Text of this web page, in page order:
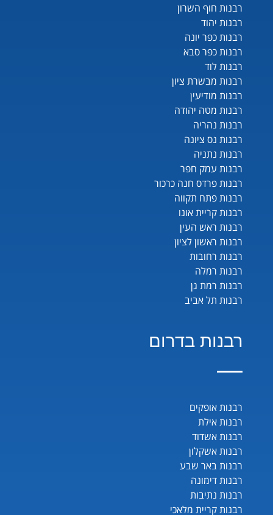
רבנות חוף השרון
רבנות יהוד
רבנות כפר יונה
רבנות כפר סבא
רבנות לוד
רבנות מבשרת ציון
רבנות מודיעין
רבנות מטה יהודה
רבנות נהריה
רבנות נס ציונה
רבנות נתניה
רבנות עמק חפר
רבנות פרדס חנה כרכור
רבנות פתח תקווה
רבנות קריית אונו
רבנות ראש העין
רבנות ראשון לציון
רבנות רחובות
רבנות רמלה
רבנות רמת גן
רבנות תל אביב
רבנות בדרום
רבנות אופקים
רבנות אילת
רבנות אשדוד
רבנות אשקלון
רבנות באר שבע
רבנות דימונה
רבנות נתיבות
רבנות קריית מלאכי